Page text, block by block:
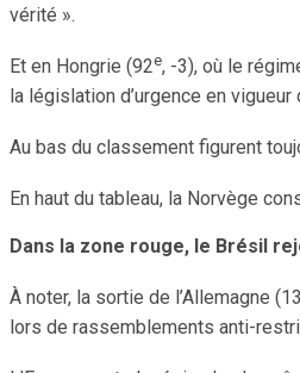
vérité ».
Et en Hongrie (92e, -3), où le
la législation d’urgence en
Au bas du classement figurent
En haut du tableau, la Norvège
Dans la zone rouge, le Brésil
À noter, la sortie de l’Allemagne (13
lors de rassemblements anti-